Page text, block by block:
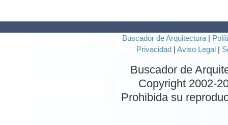
Buscador de Arquitectura|
Privacidad
Aviso Legal
Buscador de
Copyright 2002-
Prohibida su